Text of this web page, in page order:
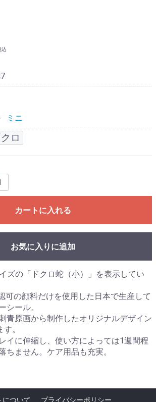
込
ミニ
クロ
カートに入れる
お気に入りに追加
ズの「ドクロ蛇（小）」を表示してい
可の顔料だけを使用した日本で生産して
シール。
青原画から制作したオリジナルデザイン
。
イに伸縮し、使い方によっては1週間程
ちません。ケア用品も充実。
について プライバシーポリシー